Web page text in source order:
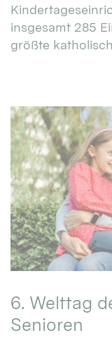
insgesamt 285
größte
6. Welttag
Senioren